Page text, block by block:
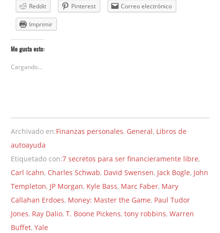
Reddit Pinterest Correo electrónico
Imprimir
Me gusta esto:
Cargando...
Archivado en:Finanzas personales, General, Libros de
autoayuda
Etiquetado con:7 secretos para ser financieramente libre,
Carl Icahn, Charles Schwab, David Swensen, Jack Bogle, John
Templeton, JP Morgan, Kyle Bass, Marc Faber, Mary
Callahan Erdoes, Money: Master the Game, Paul Tudor
Jones, Ray Dalio,T. Boone Pickens,tony robbins,Warren
Buffet,Yale